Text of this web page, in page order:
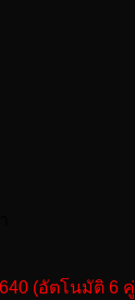
(อัตโนมัติ 6